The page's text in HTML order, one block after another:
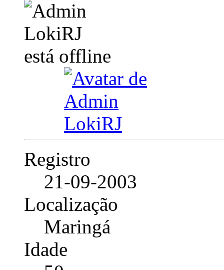
Registro
21-09-2003
Localização
Maringá
Idade